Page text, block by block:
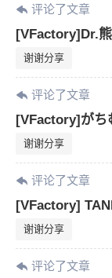
评论了文章
[VFactory]Dr.
谢谢分享
评论了文章
[VFactory]がち
谢谢分享
评论了文章
[VFactory]
谢谢分享
评论了文章